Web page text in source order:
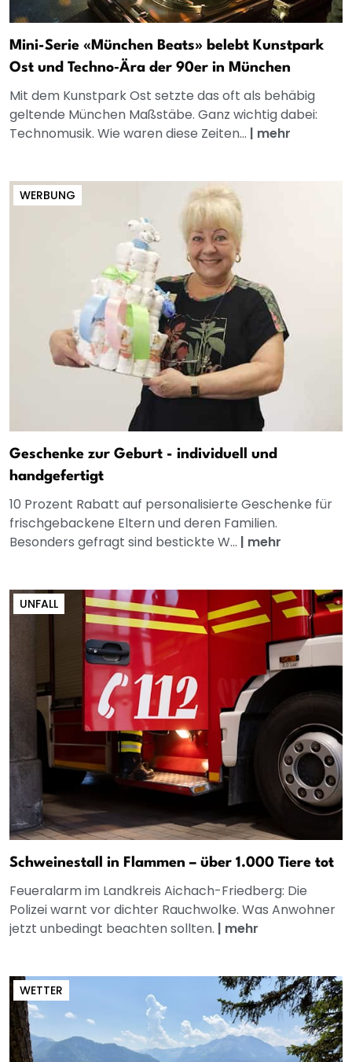
Mini-Serie «München Beats» belebt Kunstpark
Ost und Techno‑Ära der 90er in München
Mit dem Kunstpark Ost setzte das oft als behäbig
geltende München Maßstäbe. Ganz wichtig dabei:
Technomusik. Wie waren diese Zeiten... | mehr
WERBUNG
Geschenke zur Geburt - individuell und
handgefertigt
10 Prozent Rabatt auf personalisierte Geschenke für
frischgebackene Eltern und deren Familien.
Besonders gefragt sind bestickte W... | mehr
UNFALL
Schweinestall in Flammen – über 1.000 Tiere tot
Feueralarm im Landkreis Aichach-Friedberg: Die
Polizei warnt vor dichter Rauchwolke. Was Anwohner
jetzt unbedingt beachten sollten. | mehr
WETTER